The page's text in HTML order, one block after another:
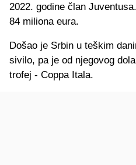
2022. godine član
84 miliona eura.
Došao je Srbin u teškim
sivilo, pa je od njegovog
trofej - Coppa Itala.